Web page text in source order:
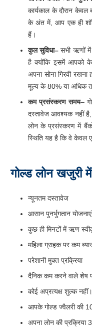
आपको केवल ब्याज चुकाने
कार्यकाल के दौरान केवल
के अंत में, आप एक ही शॉट
हैं।
कुल सुविधा–सभी ऋणों में
है क्योंकि इसमें आपको
अपना सोना गिरवी रखना
मूल्य के 80% या अधिक
कम प्रसंस्करण समय–
दस्तावेज आवश्यक नहीं है,
लोन के प्रसंस्करण में
न्यूनतम दस्तावेज
आसान पुनर्भुगतान योजनाएं
कुछ ही मिनटों में ऋण
महिला ग्राहक पर कम
परेशानी मुक्त प्रक्रिया
दैनिक कम करने वाले शेष
कोई अप्रत्यक्ष शुल्क नहीं।
आपके गोल्ड ज्वैलरी की